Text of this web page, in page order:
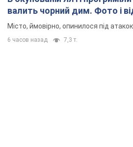
валить чорний дим. Фото і
Місто, ймовірно, опинилося під
6 часов назад 7,3 т.